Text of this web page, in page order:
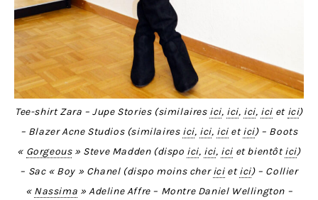
Tee-shirt Zara – Jupe Stories (similaires ici, ici, ici, ici et ici)
– Blazer Acne Studios (similaires ici, ici, icietici) – Boots
« Gorgeous» Steve Madden (dispo ici, ici, ici et bientôtici)
– Sac « Boy » Chanel (dispo moins chericietici) – Collier
« Nassima » Adeline Affre – Montre Daniel Wellington –